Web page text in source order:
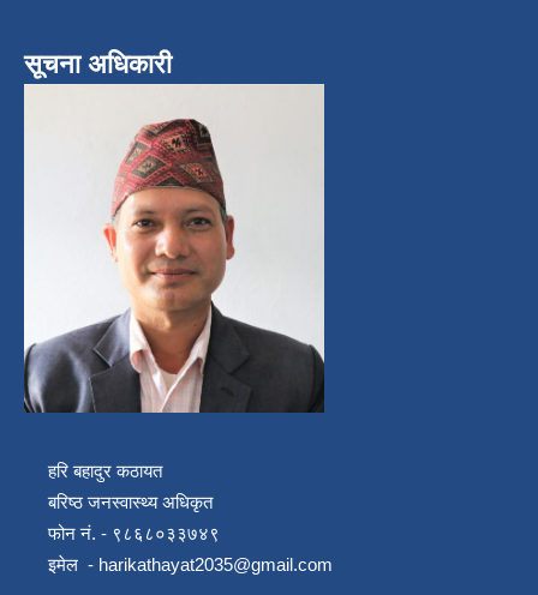
सूचना अधिकारी
हरि बहादुर कठायत
बरिष्ठ जनस्वास्थ्य अधिकृत
फोन नं. - ९८६८०३३७४९
इमेल - harikathayat2035@gmail.com